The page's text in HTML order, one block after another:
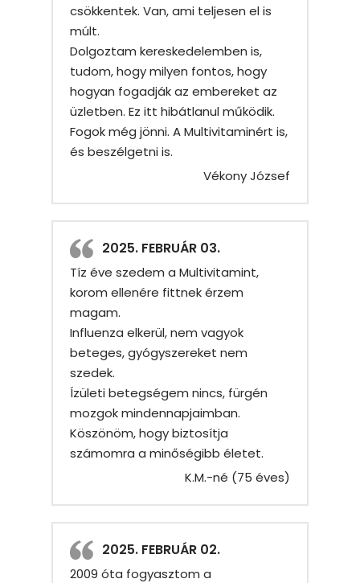
csökkentek. Van, ami teljesen el is
múlt.
Dolgoztam kereskedelemben is,
tudom, hogy milyen fontos, hogy
hogyan fogadják az embereket az
üzletben. Ez itt hibátlanul működik.
Fogok még jönni. A Multivitaminért is,
és beszélgetni is.
Vékony József
2025. FEBRUÁR 03.
Tíz éve szedem a Multivitamint,
korom ellenére fittnek érzem
magam.
Influenza elkerül, nem vagyok
beteges, gyógyszereket nem
szedek.
Ízületi betegségem nincs, fürgén
mozgok mindennapjaimban.
Köszönöm, hogy biztosítja
számomra a minőségibb életet.
K.M.-né (75 éves)
2025. FEBRUÁR 02.
2009 óta fogyasztom a